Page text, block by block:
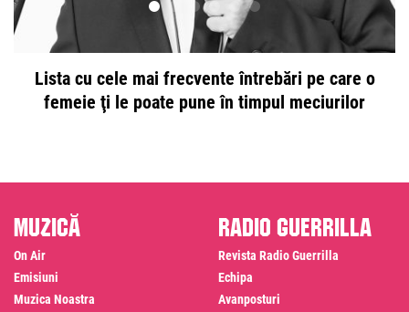
Lista cu cele mai frecvente întrebări pe care o
femeie ţi le poate pune în timpul meciurilor
Muzică
On Air
Emisiuni
Muzica Noastra
Radio Guerrilla
Revista Radio Guerrilla
Echipa
Avanposturi